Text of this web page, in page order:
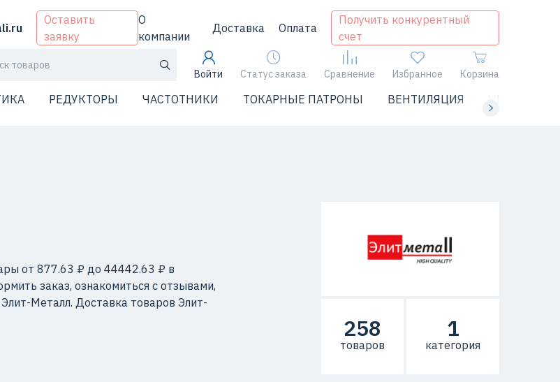
Оставить
заявку
О
компании
Доставка Оплата
Получить конкурентный
счет
Войти Статус заказа Сравнение Избранное Корзина
РЕДУКТОРЫ ЧАСТОТНИКИ ТОКАРНЫЕ ПАТРОНЫ ВЕНТИЛЯЦИЯ ЧИЛЛЕРЫ
от 877.63 ₽ до 44442.63 ₽ в
заказ, ознакомиться с отзывами,
Металл. Доставка товаров Элит-
258
товаров
1
категория